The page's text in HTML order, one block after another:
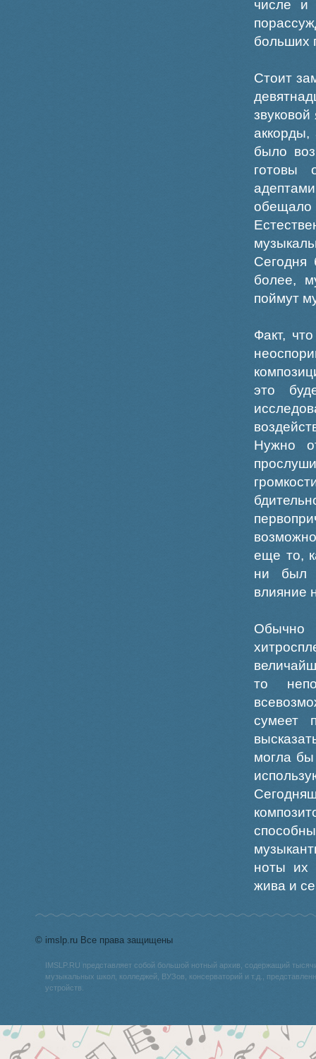
числе и
больших
Стоит
было
готовы
Сегодня
более,
поймут
Факт,
это
Нужно
еще то,
ни был
влияние
то
сумеет
могла бы
ноты их
жива и
© imslp.ru Все права защищены
IMSLP.RU представляет собой большой нотный архив, содержащий
музыкальных школ, колледжей, ВУЗов, консерваторий и т.д.,
устройств.